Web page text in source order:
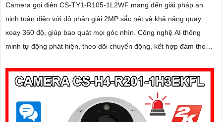
Camera gọi điện CS-TY1-R105-1L2WF mang đến giải pháp an
ninh toàn diện với độ phân giải 2MP sắc nét và khả năng quay
xoay 360 độ, giúp bao quát mọi góc nhìn. Công nghệ AI thông
minh tự động phát hiện, theo dõi chuyển động, kết hợp đàm thoại